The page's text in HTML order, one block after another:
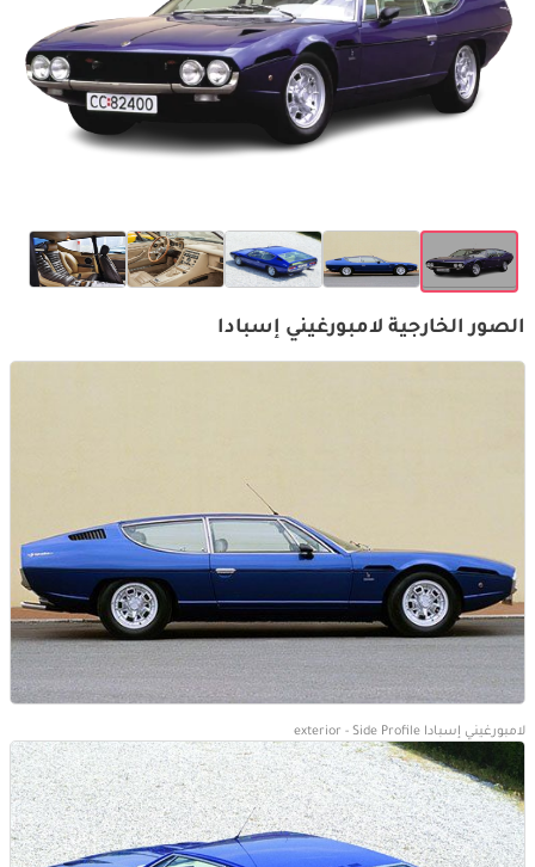
الصور الخارجية لامبورغيني إسبادا
لامبورغيني إسبادا exterior - Side Profile